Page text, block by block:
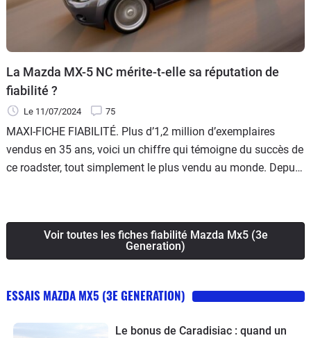
La Mazda MX-5 NC mérite-t-elle sa réputation de
fiabilité ?
Le 11/07/2024 75
MAXI-FICHE FIABILITÉ. Plus d’1,2 million d’exemplaires
vendus en 35 ans, voici un chiffre qui témoigne du succès de
ce roadster, tout simplement le plus vendu au monde. Depuis
ruiner.
Voir toutes les fiches fiabilité Mazda Mx5 (3e
Generation)
ESSAIS MAZDA MX5 (3E GENERATION)
Le bonus de Caradisiac : quand un